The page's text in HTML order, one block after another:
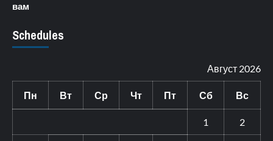
вам
Schedules
Август 2026
Пн Вт Ср Чт Пт Сб Вс
1 2